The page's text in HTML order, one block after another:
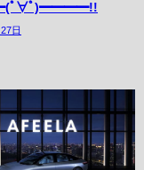
ﾟ∀ﾟ)━━━━!!
日